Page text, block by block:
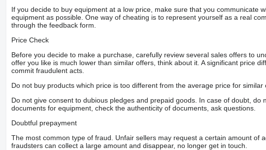
If you decide to buy equipment at a low price, make sure that you communicate
equipment as possible. One way of cheating is to represent yourself as a real
through the feedback form.
Price Check
Before you decide to make a purchase, carefully review several sales offers to
offer you like is much lower than similar offers, think about it. A significant price
commit fraudulent acts.
Do not buy products which price is too different from the average price for similar
Do not give consent to dubious pledges and prepaid goods. In case of doubt,
documents for equipment, check the authenticity of documents, ask questions.
Doubtful prepayment
The most common type of fraud. Unfair sellers may request a certain amount of
fraudsters can collect a large amount and disappear, no longer get in touch.